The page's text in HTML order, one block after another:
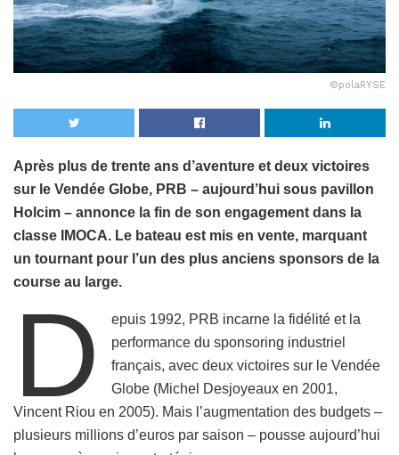
©polaRYSE
Après plus de trente ans d’aventure et deux victoires
sur le Vendée Globe, PRB – aujourd’hui sous pavillon
Holcim – annonce la fin de son engagement dans la
classe IMOCA. Le bateau est mis en vente, marquant
un tournant pour l’un des plus anciens sponsors de la
course au large.
D
epuis 1992, PRB incarne la fidélité et la
performance du sponsoring industriel
français, avec deux victoires sur le Vendée
Globe (Michel Desjoyeaux en 2001,
Vincent Riou en 2005). Mais l’augmentation des budgets –
plusieurs millions d’euros par saison – pousse aujourd’hui